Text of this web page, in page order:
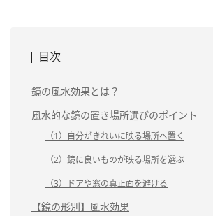
目次
鏡の風水効果とは？
風水的な鏡の置き場所選びのポイント
（1）自分がきれいに映る場所へ置く
（2）鏡に良いものが映る場所を選ぶ
（3）ドアや窓の真正面を避ける
【鏡の形別】風水効果